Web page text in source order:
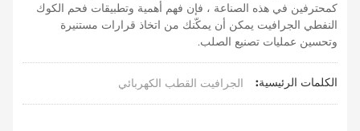
كمحترفين في هذه الصناعة ، فإن فهم أهمية وتطبيقات فحم الكوك
النفطي الجرافيت يمكن أن يمكّنك من اتخاذ قرارات مستنيرة
وتحسين عمليات تصنيع الصلب.
الكلمات الرئيسية: الجرافيت القطب الكهربائي